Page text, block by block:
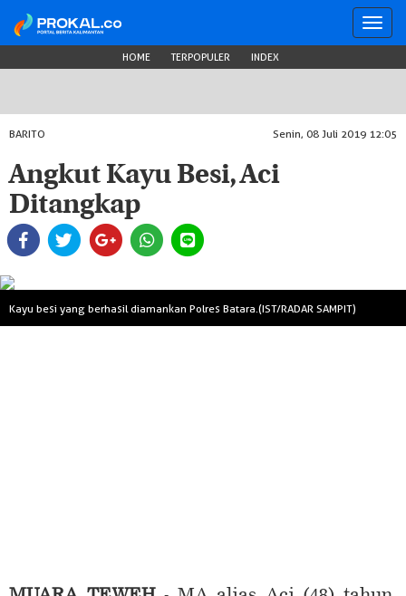
HOME TERPOPULER INDEX
BARITO Senin, 08 Juli 2019 12:05
Angkut Kayu Besi, Aci
Ditangkap
Kayu besi yang berhasil diamankan Polres Batara.(IST/RADAR SAMPIT)